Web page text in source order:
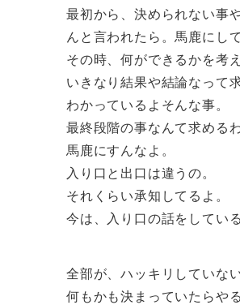
最初から、決められない事
んと言われたら。馬鹿にし
その時、何ができるかを考
いきなり結果や結論なって
わかっているよそんな事。
最終段階の事なんて求める
馬鹿にすんなよ。
入り口と出口は違うの。
それくらい承知してるよ。
今は、入り口の話をしてい
全部が、ハッキリしていな
何もかも決まっていたらや